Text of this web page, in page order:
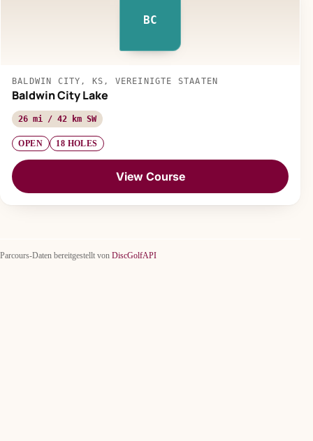
BC
BALDWIN CITY, KS, VEREINIGTE STAATEN
Baldwin City Lake
26 mi / 42 km SW
OPEN 18 HOLES
View Course
Parcours-Daten bereitgestellt von DiscGolfAPI